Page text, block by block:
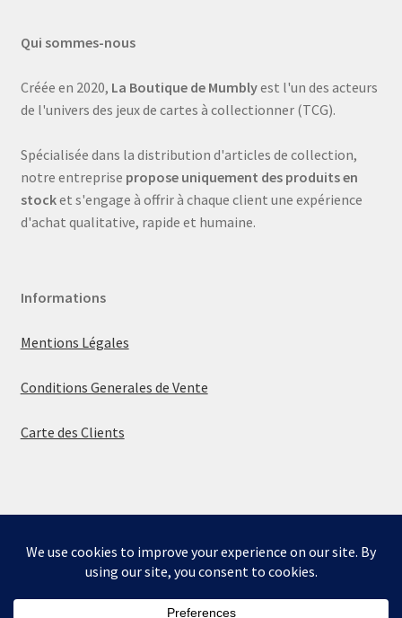
Bienvenue sur la boutique de Mumbly - Cartes de
Qui sommes-nous
Créée en 2020, La Boutique de Mumblyest l'un des acteurs
de l'univers des jeux de cartes à collectionner (TCG).
Spécialisée dans la distribution d'articles de collection,
notre entreprise propose uniquement des produits en
stocket s'engage à offrir à chaque client une expérience
d'achat qualitative, rapide et humaine.
Informations
Mentions Légales
Conditions Generales de Vente
Carte des Clients
© La boutique de Mumbly 2026
Built with WooCommerce.